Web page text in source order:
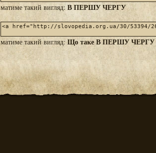
матиме такий вигляд: В ПЕРШУ ЧЕРГУ
матиме такий вигляд:Що таке В ПЕРШУ ЧЕРГУ